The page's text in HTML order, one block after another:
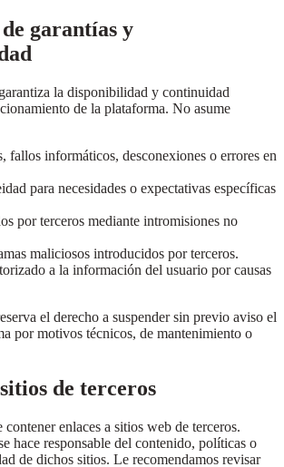
garantías y
la disponibilidad y continuidad
de la plataforma. No asume
fallos informáticos, desconexiones o errores en
para necesidades o expectativas específicas
por terceros mediante intromisiones no
maliciosos introducidos por terceros.
a la información del usuario por causas
el derecho a suspender sin previo aviso el
por motivos técnicos, de mantenimiento o
de terceros
enlaces a sitios web de terceros.
hace responsable del contenido, políticas o
de dichos sitios. Le recomendamos revisar